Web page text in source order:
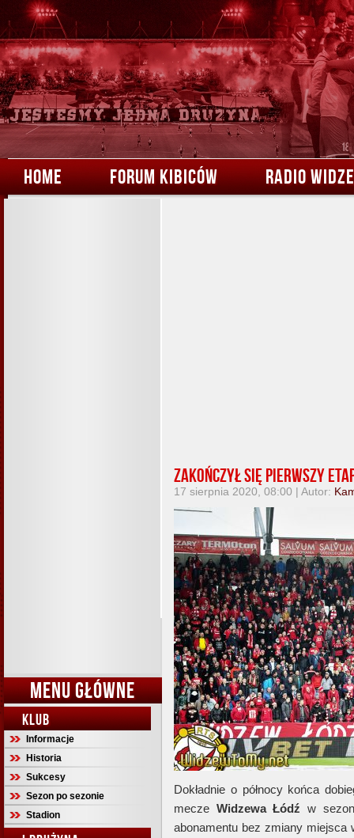
HOME FORUM KIBICÓW RADIO
MENU GŁÓWNE
KLUB
Informacje
Historia
Sukcesy
Sezon po sezonie
Stadion
Zakończył się pierwszy
17 sierpnia 2020, 08:00 | Autor:
Dokładnie o północy końca
mecze Widzewa Łódź w
abonamentu bez zmiany miejsca